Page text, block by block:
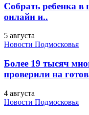
Собрать ребенка
онлайн и..
5 августа
Новости Подмосковья
Более 19 тысяч
проверили на
4 августа
Новости Подмосковья